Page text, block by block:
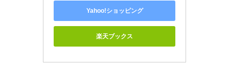
Yahoo!ショッピング
楽天ブックス